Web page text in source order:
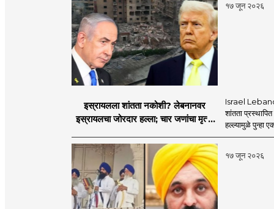
१७ जून २०२६
इस्रायलला शांतता नकोशी? लेबनानवर
इस्रायलचा जोरदार हल्ला; चार जणांचा मृत्यू,
Israel
शांतता
हल्ल्यामुळे पुन्हा
१७ जून २०२६